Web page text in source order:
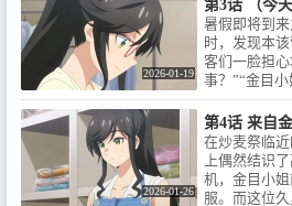
ドッ
う。
題歌
アニ
ノボ
奈：
一朗 /
里留
兼斗 /
治：
から 毎週木曜24時00分～順次配
信開始 / ※放送・配信日時は変更
となる場合がございます。■スタ
ッフ / 原作：はっとりみつる（掲
載「ヤングガンガン」 スクウェ
ア・エニックス刊）監督：大西
健太（オクルトノボル）シリー
ズ構成・脚本：待田堂子 / キャラ
クターデザイン：戸沢 東 / 音響
監督：中谷希美 / 音響制作：ビッ
的工作模样
2026-01-19
第3话 （今
暑假即将到
时，发现本
客们一脸担
事？”“金目
请求下，毬
店内的情况
2026-01-26
第4话 来自
在炒麦祭临
上偶然结识
机，金目小
服。而这位